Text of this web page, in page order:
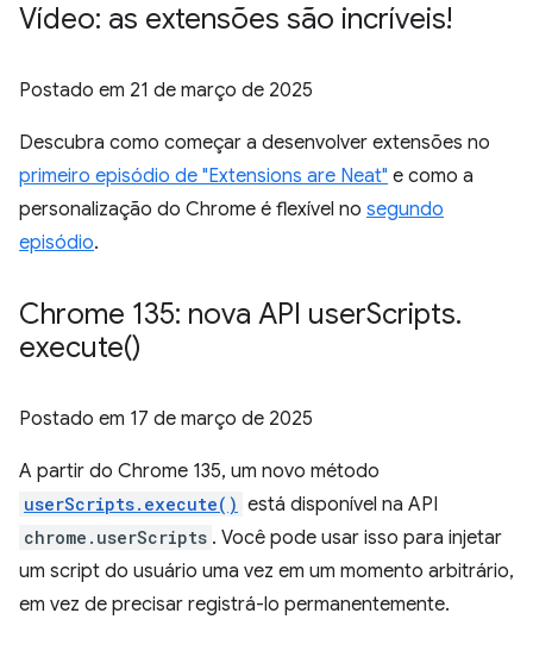
Vídeo: as extensões são incríveis!
Postado em 21 de março de 2025
Descubra como começar a desenvolver extensões no
primeiro episódio de "Extensions are Neat" e como a
personalização do Chrome é flexível no segundo
episódio.
Chrome 135: nova API userScripts.
execute()
Postado em 17 de março de 2025
A partir do Chrome 135, um novo método
userScripts.execute() está disponível na API
chrome.userScripts . Você pode usar isso para injetar
um script do usuário uma vez em um momento arbitrário,
em vez de precisar registrá-lo permanentemente.